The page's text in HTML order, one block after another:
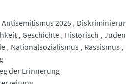
Antisemitismus 2025
Geschichte Historisch
Nationalsozialismus Rassismus
der Erinnerung